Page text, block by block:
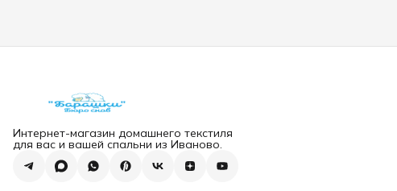
Интернет-магазин домашнего текстиля
для вас и вашей спальни из Иваново.